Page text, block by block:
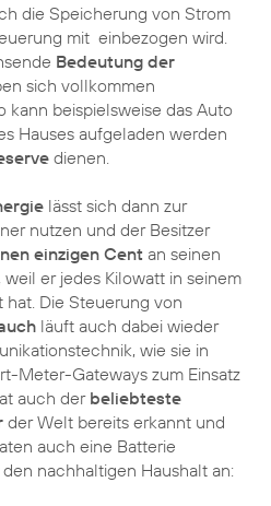
die Speicherung von Strom
mit einbezogen wird.
Bedeutung der
sich vollkommen
kann beispielsweise das Auto
Hauses aufgeladen werden
dienen.
lässt sich dann zur
nutzen und der Besitzer
einzigen Cent an seinen
er jedes Kilowatt in seinem
hat. Die Steuerung von
läuft auch dabei wieder
wie sie in
Meter-Gateways zum Einsatz
auch der beliebteste
der Welt bereits erkannt und
auch eine Batterie
nachhaltigen Haushalt an: